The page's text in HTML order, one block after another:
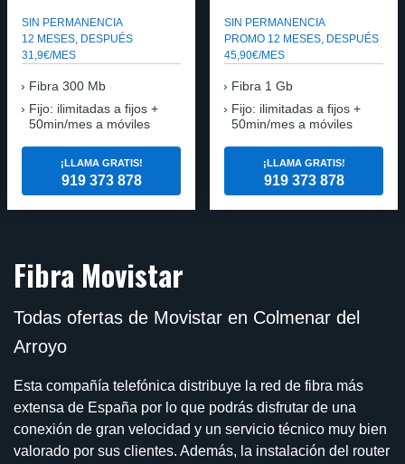
SIN PERMANENCIA
12 MESES, DESPUÉS
31,9€/MES
Fibra 300 Mb
Fijo: ilimitadas a fijos +
50min/mes a móviles
¡LLAMA GRATIS!
919 373 878
SIN PERMANENCIA
PROMO 12 MESES, DESPUÉS
45,90€/MES
Fibra 1 Gb
Fijo: ilimitadas a fijos +
50min/mes a móviles
¡LLAMA GRATIS!
919 373 878
Fibra Movistar
Todas ofertas de Movistar en Colmenar del
Arroyo
Esta compañía telefónica distribuye la red de fibra más
extensa de España por lo que podrás disfrutar de una
conexión de gran velocidad y un servicio técnico muy bien
valorado por sus clientes. Además, la instalación del router